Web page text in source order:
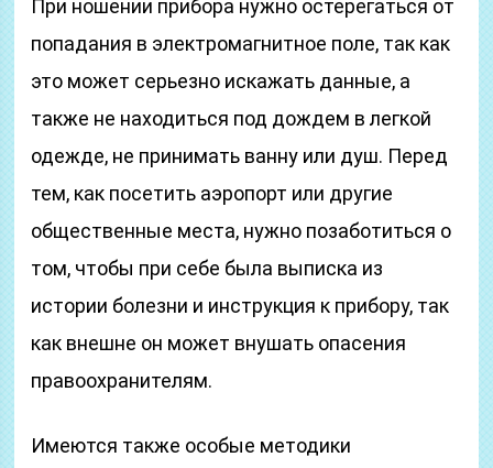
При ношении прибора нужно остерегаться от
попадания в электромагнитное поле, так как
это может серьезно искажать данные, а
также не находиться под дождем в легкой
одежде, не принимать ванну или душ. Перед
тем, как посетить аэропорт или другие
общественные места, нужно позаботиться о
том, чтобы при себе была выписка из
истории болезни и инструкция к прибору, так
как внешне он может внушать опасения
правоохранителям.
Имеются также особые методики